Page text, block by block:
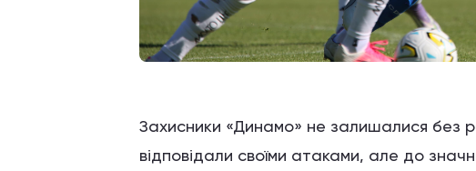
Захисники «Динамо» не залишалися без
відповідали своїми атаками, але до